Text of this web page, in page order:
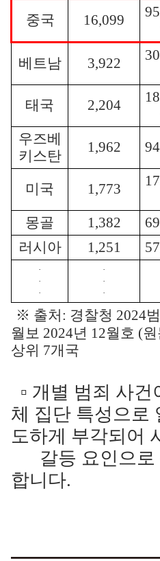
중국 16,099
베트남 3,922
태국 2,204
우즈베
키스탄
1,962
미국 1,773
몽골 1,382
러시아
1,251
·
·
·
·
·
·
※ 출처: 경찰청 2024
월보 2024년 12월호 (
상위 7개국
▫ 개별 범죄 사건
체 집단 특성으로
도하게 부각되어
갈등 요인으로
합니다.